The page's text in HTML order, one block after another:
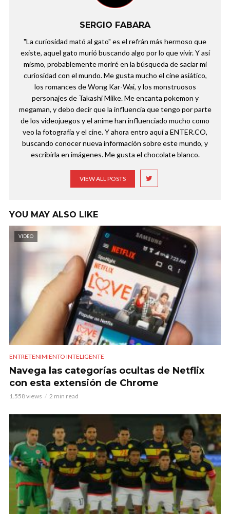
SERGIO FABARA
"La curiosidad mató al gato" es el refrán más hermoso que
existe, aquel gato murió buscando algo por lo que vivir. Y así
mismo, probablemente moriré en la búsqueda de saciar mi
curiosidad con el mundo. Me gusta mucho el cine asiático,
los romances de Wong Kar-Wai, y los monstruosos
personajes de Takashi Miike. Me encanta pokemon y
megaman, y debo decir que la influencia que tengo por parte
de los videojuegos y el anime han influenciado mucho como
veo la fotografía y el cine. Y ahora entro aquí a ENTER.CO,
buscando conocer nueva información sobre este mundo, y
escribirla en imágenes. Me gusta el chocolate blanco.
VIEW ALL POSTS
YOU MAY ALSO LIKE
VIDEO
ENTRETENIMIENTO INTELIGENTE
Navega las categorías ocultas de Netflix
con esta extensión de Chrome
1.558 views 2 min read